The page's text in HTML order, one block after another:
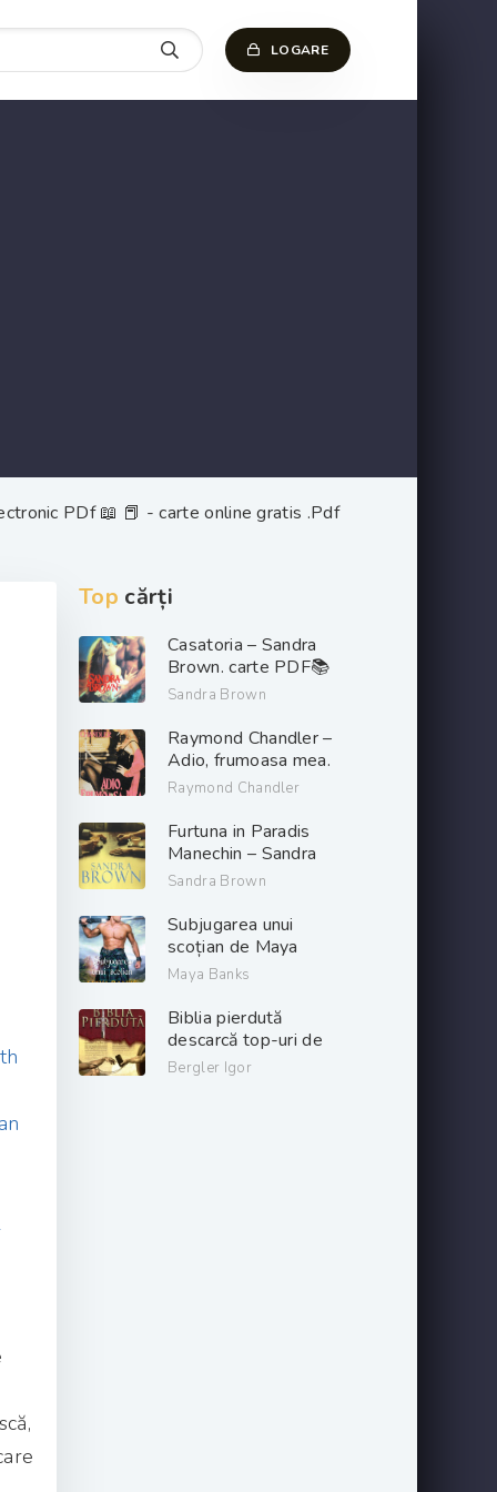
LOGARE
PDf 📖 📕 - carte online gratis .Pdf
Top cărți
Casatoria – Sandra
Brown. carte PDF📚
Sandra Brown
Raymond Chandler –
Adio, frumoasa mea.
PDF📚
Raymond Chandler
Furtuna in Paradis
Manechin – Sandra
Brown. PDF📚
Sandra Brown
Subjugarea unui
scoțian de Maya
Banks descarcă carți
gratis .pdf 📖
Maya Banks
Biblia pierdută
descarcă top-uri de
cărți online gratis
Bergler Igor